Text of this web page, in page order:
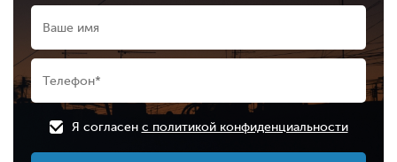
Я согласен с политикой конфиденциальности